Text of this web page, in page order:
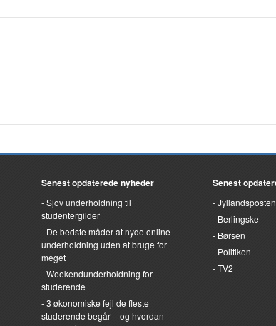
Senest opdaterede nyheder
Sjov underholdning til
studentergilder
De bedste måder at nyde online
underholdning uden at bruge for
meget
Weekendunderholdning for
studerende
3 økonomiske fejl de fleste
studerende begår – og hvordan
Senest
Jyllandsposten
Berlingske
Børsen
Politiken
TV2